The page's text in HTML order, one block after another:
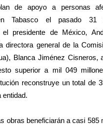
de apoyo a personas
en Tabasco el pasado 31
el presidente de México,
directora general de la
Blanca Jiménez Cisneros,
superior a mil 049
reconstruye un total de
entidad.
obras beneficiarán a casi 585